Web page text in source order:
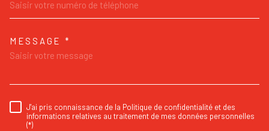
TRAD_MELTEM_VOREDEMANDE
MESSAGE *
RÈGLEMENTATION
J'ai pris connaissance de la Politique de confidentialité et des
informations relatives au traitement de mes données personnelles
(*)